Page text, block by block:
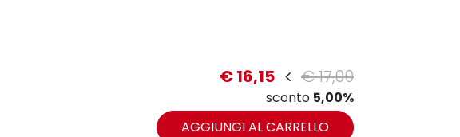
€ 16,15 € 17,00
sconto 5,00%
AGGIUNGI AL CARRELLO